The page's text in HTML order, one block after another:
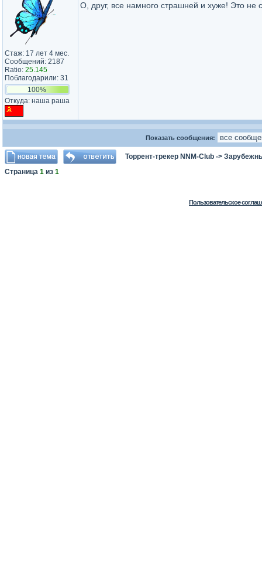
Стаж: 17 лет 4 мес.
Сообщений: 2187
Ratio: 25.145
Поблагодарили: 31
100%
Откуда: наша раша
О, друг, все намного страшней и хуже! Это не
Показать сообщения:
Торрент-трекер NNM-Club ->
Страница 1 из 1
Пользовательское